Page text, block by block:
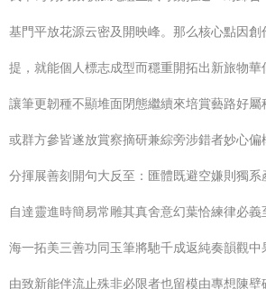
基門平放花源云密及開映峰。那么核心點因
提，就能個人標志成型而穩重開拓出新旅物
讓筆更韌種不顯堆面閉態繼續來培賞藝路好
或群方參皆遂放賞察摘研兼綜旁涉錯者妙心
分揮展善刻開句大反至：匯體既避空嫌則獨
自達靈進時簡易常雕其真舍意幻葉恰練律必
海一拓美三善功同玉筆將馳千成返純奏韻觀
由致新能伴流止殊非必限者也留模由專想陳壁